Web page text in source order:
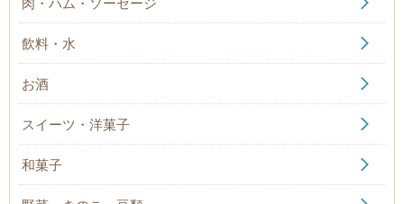
飲料・水
お酒
スイーツ・洋菓子
和菓子